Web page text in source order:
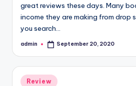
great reviews these days. Many
income they are making from drop
you search…
Posted
admin September 20, 2020
Posted
Review